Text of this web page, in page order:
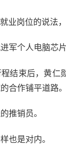
业岗位的说法
军个人电脑芯
结束后，黄仁
合作铺平道路。
推销员。
也是对内。